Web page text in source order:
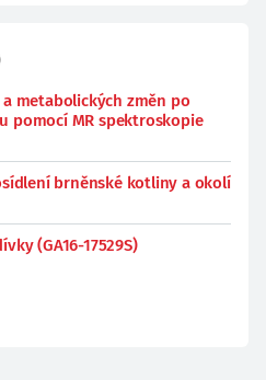
metabolických změn po
pomocí MR spektroskopie
brněnské kotliny a okolí
(GA16-17529S)